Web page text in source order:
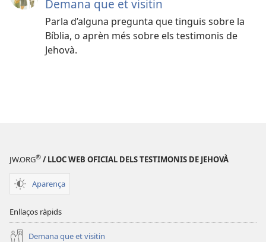
Demana que et visitin
Parla d’alguna pregunta que tinguis sobre la
Bíblia, o aprèn més sobre els testimonis de
Jehovà.
JW.ORG® / LLOC WEB OFICIAL DELS TESTIMONIS DE JEHOVÀ
Aparença
Enllaços ràpids
Demana que et visitin